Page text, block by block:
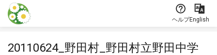
本文に飛ぶ
ヘルプEnglish
20110624_野田村_野田村立野田中学